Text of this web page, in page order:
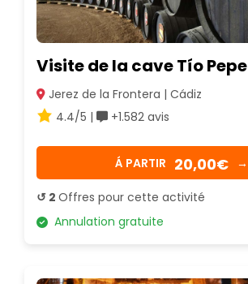
Visite de la cave Tío Pepe
Jerez de la Frontera | Cádiz
4.4/5 |
+1.582 avis
Á PARTIR 20,00€ →
↺ 2 Offres pour cette activité
Annulation gratuite